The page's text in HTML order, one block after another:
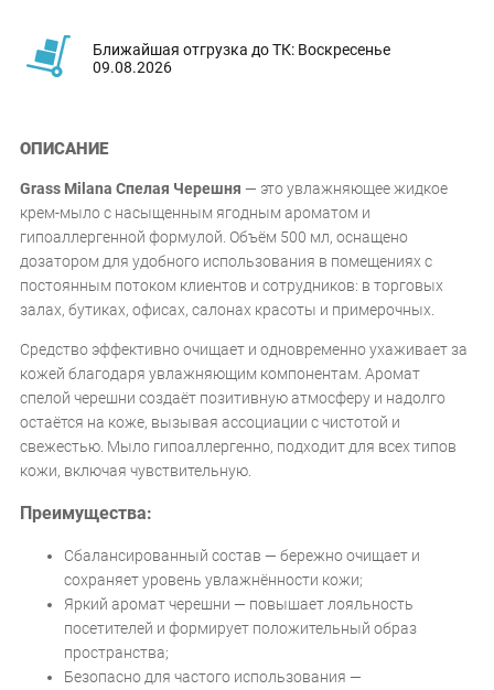
Ближайшая отгрузка до ТК: Воскресенье
09.08.2026
ОПИСАНИЕ
Grass Milana Спелая Черешня — это увлажняющее жидкое
крем-мыло с насыщенным ягодным ароматом и
гипоаллергенной формулой. Объём 500 мл, оснащено
дозатором для удобного использования в помещениях с
постоянным потоком клиентов и сотрудников: в торговых
залах, бутиках, офисах, салонах красоты и примерочных.
Средство эффективно очищает и одновременно ухаживает за
кожей благодаря увлажняющим компонентам. Аромат
спелой черешни создаёт позитивную атмосферу и надолго
остаётся на коже, вызывая ассоциации с чистотой и
свежестью. Мыло гипоаллергенно, подходит для всех типов
кожи, включая чувствительную.
Преимущества:
Сбалансированный состав — бережно очищает и
сохраняет уровень увлажнённости кожи;
Яркий аромат черешни — повышает лояльность
посетителей и формирует положительный образ
пространства;
Безопасно для частого использования —